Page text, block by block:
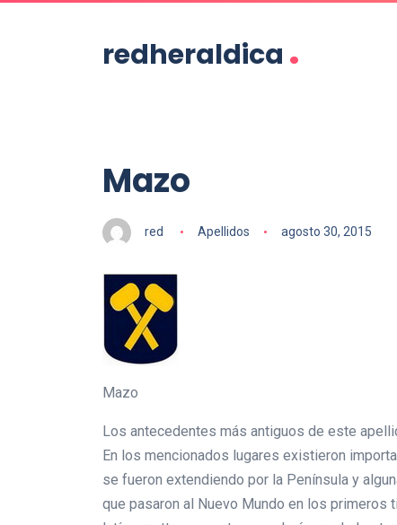
redheraldica .
Mazo
red Apellidos agosto 30, 2015
Mazo
Los antecedentes más antiguos de este
En los mencionados lugares existieron
se fueron extendiendo por la Península y
que pasaron al Nuevo Mundo en los